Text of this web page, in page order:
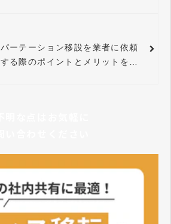
パーテーション移設を業者に依頼
する際のポイントとメリットを解